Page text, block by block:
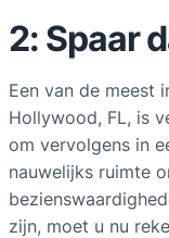
2: Spaar
Een van de meest
Hollywood, FL, is
om vervolgens in
nauwelijks ruimte
zijn, moet u nu